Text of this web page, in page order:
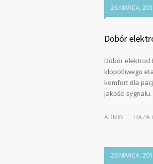
26 MARCA,
Dobór
Dobór elektrod
kłopotliwego
komfort dla
jakości
ADMIN BAZA
26 MARCA,